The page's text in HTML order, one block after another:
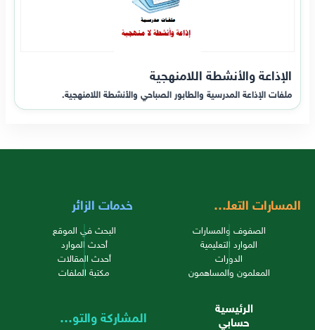
الإذاعة والأنشطة اللامنهجية
ملفات الإذاعة المدرسية والطابور الصباحي والأنشطة اللامنهجية.
المسارات التعليمية
الصفوف والمسارات
الموارد التعليمية
الدورات
المعلمون والمساهمون
خدمات الزائر
البحث في الموقع
أحدث الموارد
أحدث المقالات
مكتبة الملفات
الرئيسية
حسابي المشاركة والتواصل